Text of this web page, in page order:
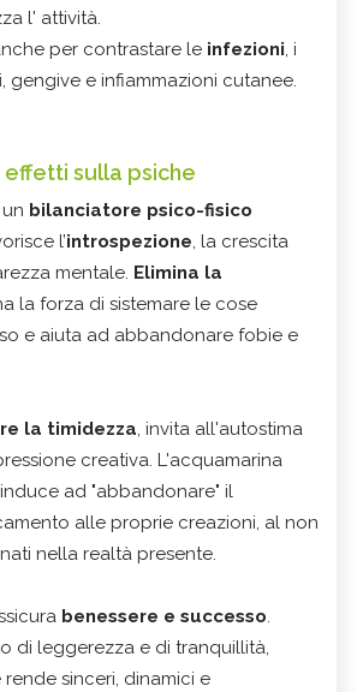
l' attività.
per contrastare le infezioni, i
gengive e infiammazioni cutanee.
effetti sulla psiche
bilanciatore psico-fisico
l’introspezione, la crescita
mentale. Elimina la
la forza di sistemare le cose
e aiuta ad abbandonare fobie e
la timidezza, invita all'autostima
creativa. L'acquamarina
ad "abbandonare" il
alle proprie creazioni, al non
nella realtà presente.
benessere e successo.
di leggerezza e di tranquillità,
sinceri, dinamici e